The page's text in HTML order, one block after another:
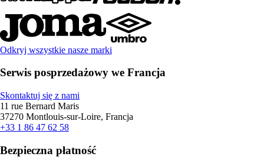
Odkryj wszystkie nasze marki
Serwis posprzedażowy we Francja
Skontaktuj się z nami
11 rue Bernard Maris
37270 Montlouis-sur-Loire, Francja
+33 1 86 47 62 58
Bezpieczna płatność